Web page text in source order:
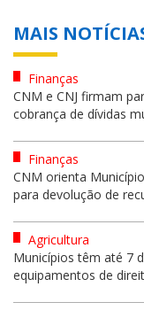
MAIS
Finanças
CNM e CNJ firmam
cobrança de dívidas
Finanças
CNM orienta
para devolução de
Agricultura
Municípios têm até 7
equipamentos de